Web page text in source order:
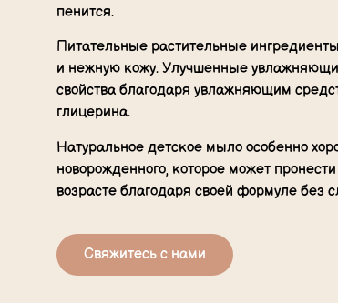
пенится.
Питательные растительные
и нежную кожу. Улучшенные
свойства благодаря увлажняющим
глицерина.
Натуральное детское мыло особенно
новорожденного, которое может
возрасте благодаря своей формуле без
Свяжитесь с нами